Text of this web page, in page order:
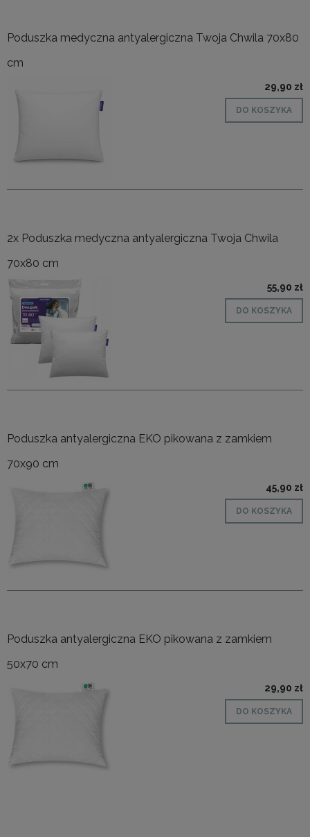
Poduszka medyczna antyalergiczna Twoja Chwila 70x80
cm
29,90 zł
DO KOSZYKA
2x Poduszka medyczna antyalergiczna Twoja Chwila
70x80 cm
55,90 zł
DO KOSZYKA
Poduszka antyalergiczna EKO pikowana z zamkiem
70x90 cm
45,90 zł
DO KOSZYKA
Poduszka antyalergiczna EKO pikowana z zamkiem
50x70 cm
29,90 zł
DO KOSZYKA